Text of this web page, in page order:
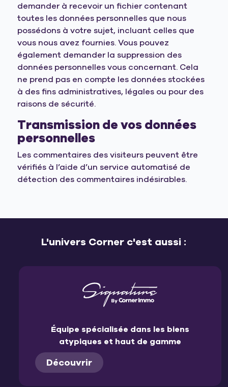
demander à recevoir un fichier contenant
toutes les données personnelles que nous
possédons à votre sujet, incluant celles que
vous nous avez fournies. Vous pouvez
également demander la suppression des
données personnelles vous concernant. Cela
ne prend pas en compte les données stockées
à des fins administratives, légales ou pour des
raisons de sécurité.
Transmission de vos données
personnelles
Les commentaires des visiteurs peuvent être
vérifiés à l’aide d’un service automatisé de
détection des commentaires indésirables.
L'univers Corner c'est aussi :
Équipe spécialisée dans les biens
atypiques et haut de gamme
Découvrir